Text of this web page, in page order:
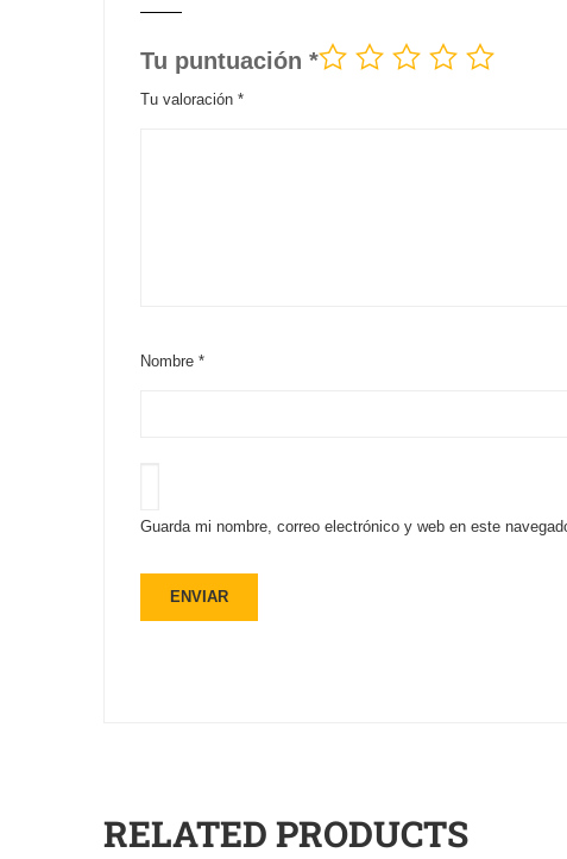
Tu puntuación *
Tu valoración *
Nombre *
Guarda mi nombre, correo electrónico y web en este
RELATED PRODUCTS